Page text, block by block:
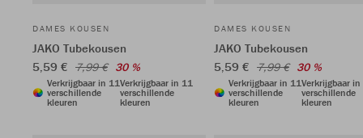
DAMES KOUSEN
JAKO Tubekousen
5,59 € 7,99 € 30 %
Verkrijgbaar in 11
verschillende
kleuren
Verkrijgbaar in 11
verschillende
kleuren
DAMES KOUSEN
JAKO Tubekousen
5,59 € 7,99 € 30 %
Verkrijgbaar in 11
verschillende
kleuren
Verkrijgbaar
verschillende
kleuren